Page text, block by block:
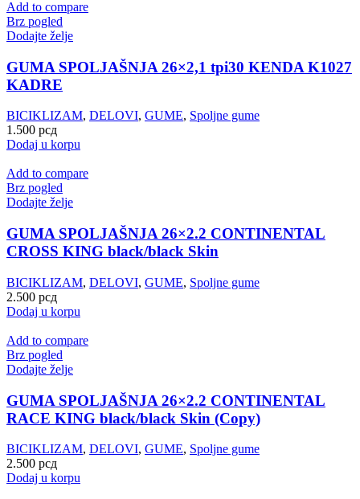
Add to compare
Brz pogled
Dodajte želje
GUMA SPOLJAŠNJA 26×2,1 tpi30 KENDA K1027
KADRE
BICIKLIZAM, DELOVI, GUME, Spoljne gume
1.500 рсд
Dodaj u korpu
Add to compare
Brz pogled
Dodajte želje
GUMA SPOLJAŠNJA 26×2.2 CONTINENTAL
CROSS KING black/black Skin
BICIKLIZAM, DELOVI, GUME, Spoljne gume
2.500 рсд
Dodaj u korpu
Add to compare
Brz pogled
Dodajte želje
GUMA SPOLJAŠNJA 26×2.2 CONTINENTAL
RACE KING black/black Skin (Copy)
BICIKLIZAM, DELOVI, GUME, Spoljne gume
2.500 рсд
Dodaj u korpu